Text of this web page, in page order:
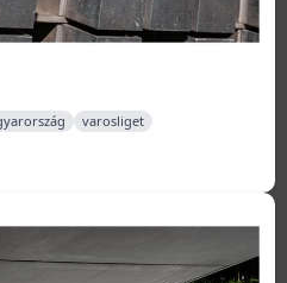
varosliget